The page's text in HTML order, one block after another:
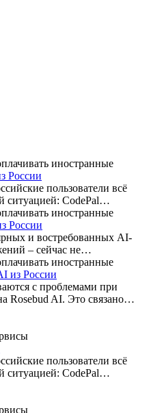
иностранные
России
пользователи всё
ситуацией: CodePal…
иностранные
России
и востребованных AI-
– сейчас не…
иностранные
из России
с проблемами при
Rosebud AI. Это связано…
пользователи всё
ситуацией: CodePal…